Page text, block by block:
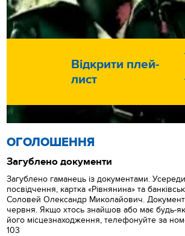
Відкрити плей-
лист
ОГОЛОШЕННЯ
Загублено документи
Загублено гаманець із документами.
посвідчення, картка «Рівнянина» та
Соловей Олександр Миколайович.
червня. Якщо хтось знайшов або має будь-
його місцезнаходження, телефонуйте за
103